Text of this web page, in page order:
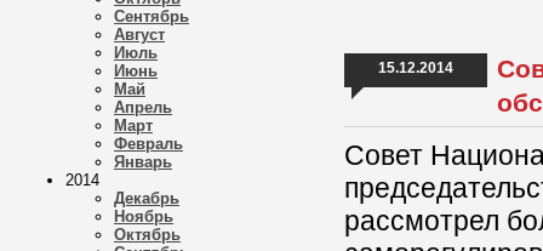
Сентябрь
Август
Июль
Июнь
Май
Апрель
Март
Февраль
Январь
2014
Декабрь
Ноябрь
Октябрь
15.12.2014
Совет
рассмотрел